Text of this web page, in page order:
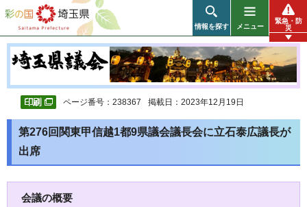
彩の国 埼玉県
情報を探す メニュー
緊急・防
災
ページ番号：238367 掲載日：2023年12月19日
第276回関東甲信越1都9県議会議長会に立石泰広議長が
出席
会議の概要